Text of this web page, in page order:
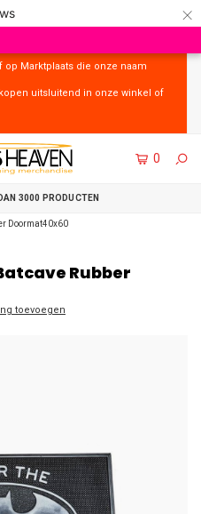
×
op Marktplaats die onze naam
uitsluitend in onze winkel of
0
3000 PRODUCTEN
Doormat40x60
Rubber
toevoegen